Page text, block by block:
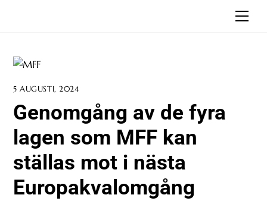
5 AUGUSTI, 2024
Genomgång av de fyra
lagen som MFF kan
ställas mot i nästa
Europakvalomgång